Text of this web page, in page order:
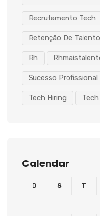
Recrutamento Tech
Retenção De
Rh
Sucesso Profissional
Tech Hiring
Calendar
D S T